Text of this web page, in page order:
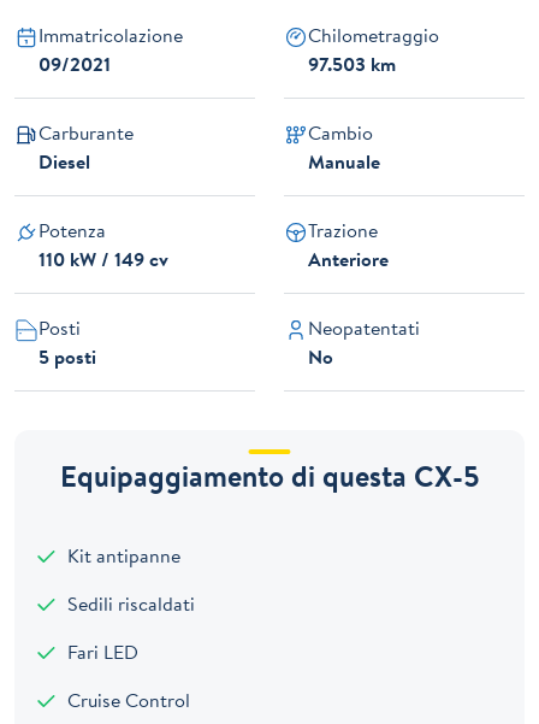
Immatricolazione
09/2021
Chilometraggio
97.503 km
Carburante
Diesel
Cambio
Manuale
Potenza
110 kW / 149 cv
Trazione
Anteriore
Posti
5 posti
Neopatentati
No
Equipaggiamento di questa CX-5
Kit antipanne
Sedili riscaldati
Fari LED
Cruise Control